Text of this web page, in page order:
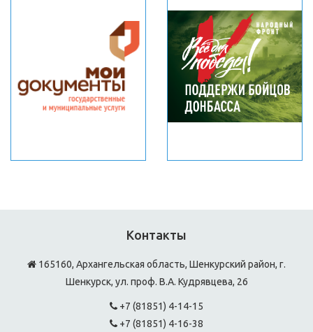
Контакты
165160, Архангельская область, Шенкурский район, г.
Шенкурск, ул. проф. В.А. Кудрявцева, 26
+7 (81851) 4-14-15
+7 (81851) 4-16-38